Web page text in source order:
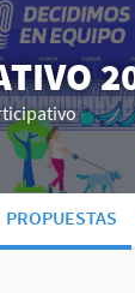
PROPUESTAS